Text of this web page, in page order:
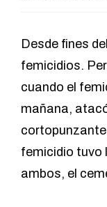
Desde fines
femicidios.
cuando el
mañana,
femicidio tuvo
ambos, el